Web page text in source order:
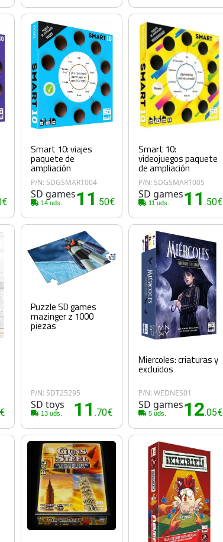
Smart 10: viajes
paquete de
ampliación
P/N: SDGSMAR1004
SD games
14 uds. 11.50€
Smart 10:
videojuegos paquete
de ampliación
P/N: SDGSMAR1005
SD games
11 uds. 11.50€
Puzzle SD games
mazinger z 1000
piezas
P/N: SDT25295
SD toys
13 uds. 11.70€
Miercoles: criaturas y
excluidos
P/N: WEDNES01
SD games
5 uds. 12.05€